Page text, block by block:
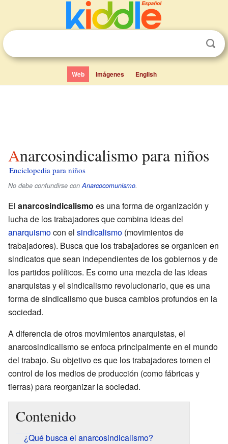
Web Imágenes English
Anarcosindicalismo para niños
Enciclopedia para niños
No debe confundirse conAnarcocomunismo.
El anarcosindicalismo es una forma de organización y
lucha de los trabajadores que combina ideas del
anarquismocon el sindicalismo (movimientos de
trabajadores). Busca que los trabajadores se organicen en
sindicatos que sean independientes de los gobiernos y de
los partidos políticos. Es como una mezcla de las ideas
anarquistas y el sindicalismo revolucionario, que es una
forma de sindicalismo que busca cambios profundos en la
sociedad.
A diferencia de otros movimientos anarquistas, el
anarcosindicalismo se enfoca principalmente en el mundo
del trabajo. Su objetivo es que los trabajadores tomen el
control de los medios de producción (como fábricas y
tierras) para reorganizar la sociedad.
Contenido
¿Qué busca el anarcosindicalismo?